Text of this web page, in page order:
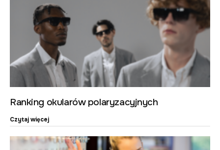
Ranking okularów polaryzacyjnych
Czytaj więcej